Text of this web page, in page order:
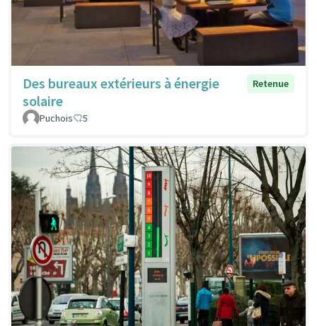
Des bureaux extérieurs à énergie
solaire
Retenue
Puchois 5